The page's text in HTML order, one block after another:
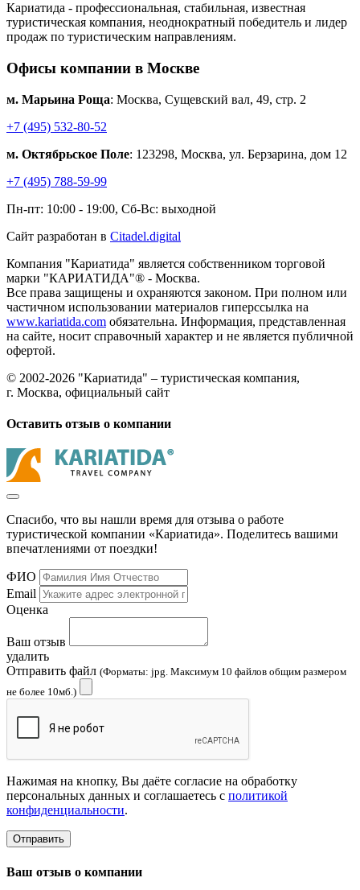
Кариатида - профессиональная, стабильная, известная
туристическая компания, неоднократный победитель и лидер
продаж по туристическим направлениям.
Офисы компании в Москве
м. Марьина Роща: Москва, Сущевский вал, 49, стр. 2
+7 (495) 532-80-52
м. Октябрьское Поле: 123298, Москва, ул. Берзарина, дом 12
+7 (495) 788-59-99
Пн-пт: 10:00 - 19:00, Сб-Вс: выходной
Сайт разработан в Citadel.digital
Компания "Кариатида" является собственником торговой
марки "КАРИАТИДА"® - Москва.
Все права защищены и охраняются законом. При полном или
частичном использовании материалов гиперссылка на
www.kariatida.com обязательна. Информация, представленная
на сайте, носит справочный характер и не является публичной
офертой.
© 2002-2026 "Кариатида" – туристическая компания,
г. Москва, официальный сайт
Оставить отзыв о компании
Спасибо, что вы нашли время для отзыва о работе
туристической компании «Кариатида». Поделитесь вашими
впечатлениями от поездки!
ФИО
Email
Оценка
Ваш отзыв
удалить
Отправить файл (Форматы: jpg. Максимум 10 файлов общим размером
не более 10мб.)
Нажимая на кнопку, Вы даёте согласие на обработку
персональных данных и соглашаетесь с политикой
конфиденциальности.
Отправить
Ваш отзыв о компании